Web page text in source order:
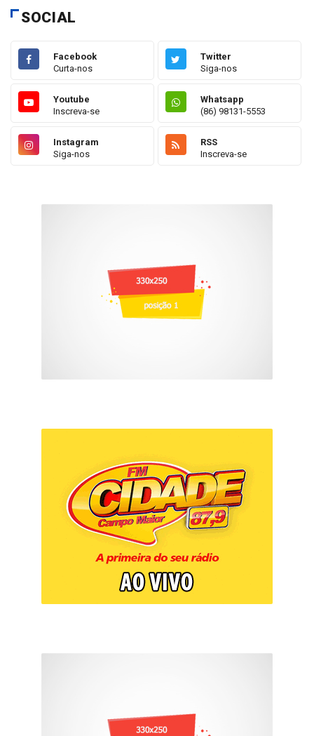
SOCIAL
Facebook
Curta-nos
Twitter
Siga-nos
Youtube
Inscreva-se
Whatsapp
(86) 98131-5553
Instagram
Siga-nos
RSS
Inscreva-se